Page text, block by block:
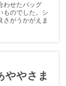
わせたバッグ
ものでした。シ
さがうかがえま
ややさま